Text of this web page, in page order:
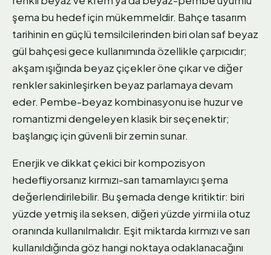
şema bu hedef için mükemmeldir. Bahçe tasarım
tarihinin en güçlü temsilcilerinden biri olan saf beyaz
gül bahçesi gece kullanımında özellikle çarpıcıdır;
akşam ışığında beyaz çiçekler öne çıkar ve diğer
renkler sakinleşirken beyaz parlamaya devam
eder. Pembe-beyaz kombinasyonu ise huzur ve
romantizmi dengeleyen klasik bir seçenektir;
başlangıç için güvenli bir zemin sunar.
Enerjik ve dikkat çekici bir kompozisyon
hedefliyorsanız kırmızı-sarı tamamlayıcı şema
değerlendirilebilir. Bu şemada denge kritiktir: biri
yüzde yetmiş ila seksen, diğeri yüzde yirmi ila otuz
oranında kullanılmalıdır. Eşit miktarda kırmızı ve sarı
kullanıldığında göz hangi noktaya odaklanacağını